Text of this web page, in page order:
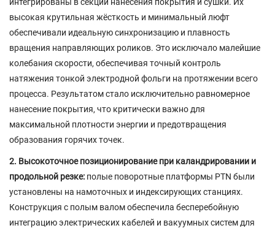
высокая крутильная жёсткость и минимальный люфт
обеспечивали идеальную синхронизацию и плавность
вращения направляющих роликов. Это исключало малейшие
колебания скорости, обеспечивая точный контроль
натяжения тонкой электродной фольги на протяжении всего
процесса. Результатом стало исключительно равномерное
нанесение покрытия, что критически важно для
максимальной плотности энергии и предотвращения
образования горячих точек.
2. Высокоточное позиционирование при каландрировании и
продольной резке: полые поворотные платформы PTN были
установлены на намоточных и индексирующих станциях.
Конструкция с полым валом обеспечила бесперебойную
интеграцию электрических кабелей и вакуумных систем для